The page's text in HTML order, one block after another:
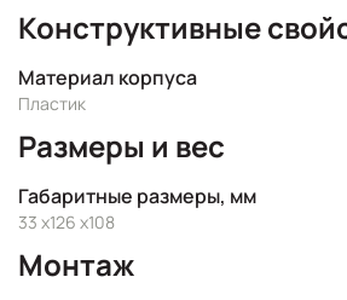
Конструктивные
Материал корпуса
Пластик
Размеры и вес
Габаритные размеры, мм
33 x126 x108
Монтаж